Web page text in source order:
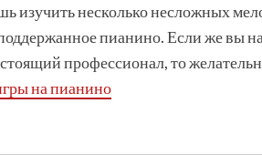
изучить несколько несложных
пианино. Если же вы
профессионал, то
на пианино